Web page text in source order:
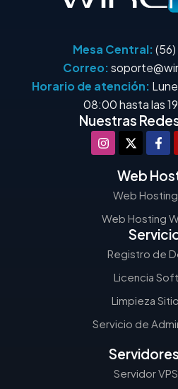
Mesa Central:
Correo:
Horario de atención:
08:00 hasta las
Nuestras
Web
Web Hosting
Web Hosting
Registro de
Licencia
Limpieza
Servicio de
Servidor